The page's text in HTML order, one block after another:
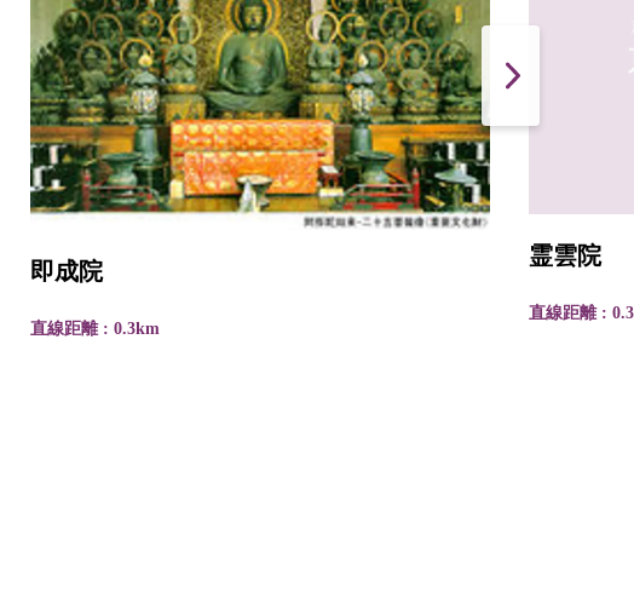
即成院
直線距離 : 0.3km
霊雲院
直線距離 :